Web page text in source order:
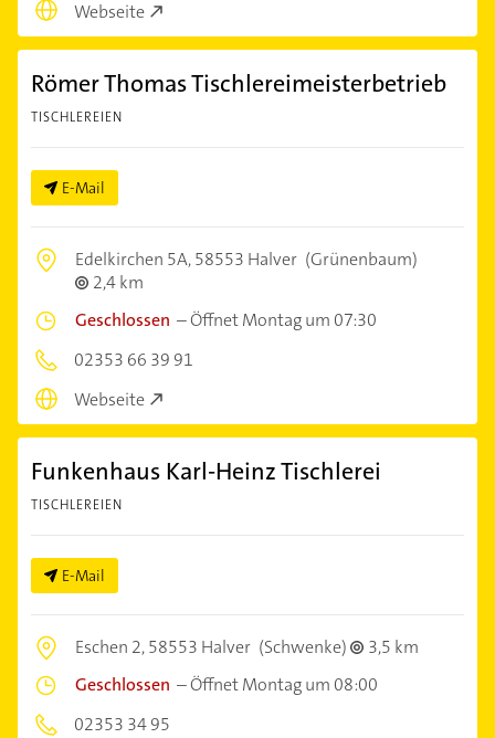
Webseite
Römer Thomas Tischlereimeisterbetrieb
TISCHLEREIEN
E-Mail
Edelkirchen 5A,58553 Halver (Grünenbaum)
2,4 km
Geschlossen –Öffnet Montag um 07:30
02353 66 39 91
Webseite
Funkenhaus Karl-Heinz Tischlerei
TISCHLEREIEN
E-Mail
Eschen 2,58553 Halver (Schwenke)
3,5 km
Geschlossen –Öffnet Montag um 08:00
02353 34 95